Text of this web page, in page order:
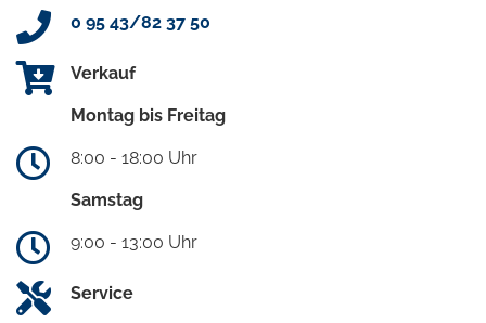
0 95 43/82 37 50
Verkauf
Montag bis Freitag
8:00 - 18:00 Uhr
Samstag
9:00 - 13:00 Uhr
Service